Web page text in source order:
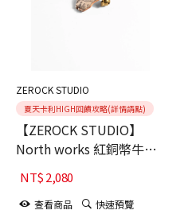
ZEROCK STUDIO
夏天卡利HIGH回饋攻略(詳情請點)
【ZEROCK STUDIO】
North works 紅銅幣牛頭
別針
NT$2,080
查看商品 快速預覽